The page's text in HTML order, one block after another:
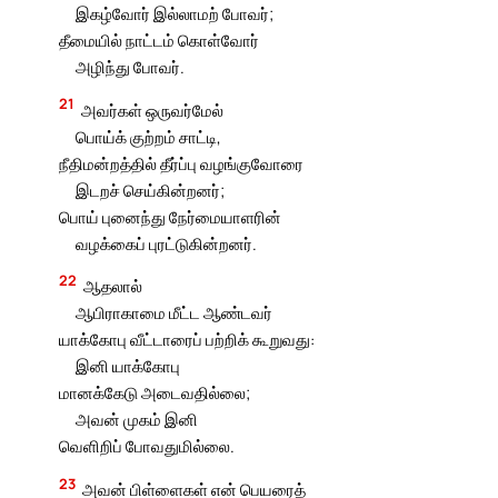
இகழ்வோர் இல்லாமற் போவர்;
தீமையில் நாட்டம் கொள்வோர்
அழிந்து போவர்.
21 அவர்கள் ஒருவர்மேல்
பொய்க் குற்றம் சாட்டி,
நீதிமன்றத்தில் தீர்ப்பு வழங்குவோரை
இடறச் செய்கின்றனர்;
பொய் புனைந்து நேர்மையாளரின்
வழக்கைப் புரட்டுகின்றனர்.
22 ஆதலால்
ஆபிராகாமை மீட்ட ஆண்டவர்
யாக்கோபு வீட்டாரைப் பற்றிக் கூறுவது:
இனி யாக்கோபு
மானக்கேடு அடைவதில்லை;
அவன் முகம் இனி
வெளிறிப் போவதுமில்லை.
23 அவன் பிள்ளைகள் என் பெயரைத்